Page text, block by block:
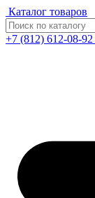
Каталог товаров
+7 (812) 612-08-92